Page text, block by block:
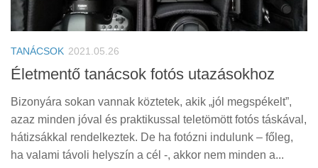
TANÁCSOK 2021.05.26
Életmentő tanácsok fotós utazásokhoz
Bizonyára sokan vannak köztetek, akik „jól megspékelt”,
azaz minden jóval és praktikussal teletömött fotós táskával,
hátizsákkal rendelkeztek. De ha fotózni indulunk – főleg,
ha valami távoli helyszín a cél -, akkor nem minden a...